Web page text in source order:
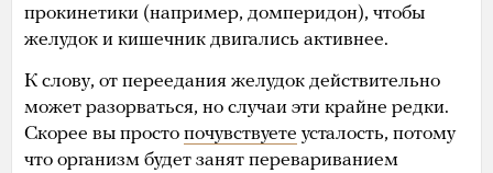
прокинетики (например, домперидон), чтобы
желудок и кишечник двигались активнее.
К слову, от переедания желудок действительно
может разорваться, но случаи эти крайне редки.
Скорее вы просто почувствуете усталость, потому
что организм будет занят перевариванием